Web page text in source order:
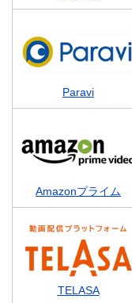
Paravi
Amazonプライム
TELASA